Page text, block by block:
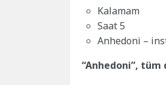
Kalamam
Saat 5
Anhedoni –
“Anhedoni”,